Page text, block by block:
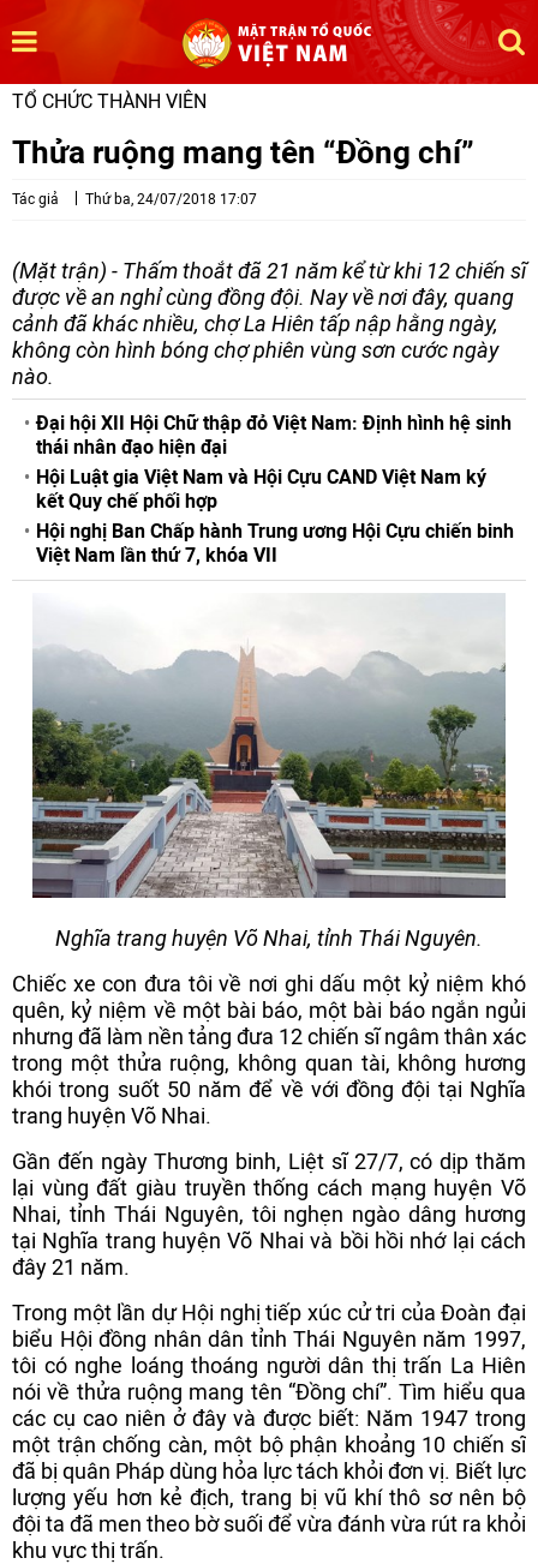
TỔ CHỨC THÀNH VIÊN
Thửa ruộng mang tên “Đồng chí”
Tác giả Thứ ba, 24/07/2018 17:07
(Mặt trận) - Thấm thoắt đã 21 năm kể từ khi 12 chiến sĩ
được về an nghỉ cùng đồng đội. Nay về nơi đây, quang
cảnh đã khác nhiều, chợ La Hiên tấp nập hằng ngày,
không còn hình bóng chợ phiên vùng sơn cước ngày
nào.
Đại hội XII Hội Chữ thập đỏ Việt Nam: Định hình hệ sinh
thái nhân đạo hiện đại
Hội Luật gia Việt Nam và Hội Cựu CAND Việt Nam ký
kết Quy chế phối hợp
Hội nghị Ban Chấp hành Trung ương Hội Cựu chiến binh
Việt Nam lần thứ 7, khóa VII
Nghĩa trang huyện Võ Nhai, tỉnh Thái Nguyên.
Chiếc xe con đưa tôi về nơi ghi dấu một kỷ niệm khó
quên, kỷ niệm về một bài báo, một bài báo ngắn ngủi
nhưng đã làm nền tảng đưa 12 chiến sĩ ngâm thân xác
trong một thửa ruộng, không quan tài, không hương
khói trong suốt 50 năm để về với đồng đội tại Nghĩa
trang huyện Võ Nhai.
Gần đến ngày Thương binh, Liệt sĩ 27/7, có dịp thăm
lại vùng đất giàu truyền thống cách mạng huyện Võ
Nhai, tỉnh Thái Nguyên, tôi nghẹn ngào dâng hương
tại Nghĩa trang huyện Võ Nhai và bồi hồi nhớ lại cách
đây 21 năm.
Trong một lần dự Hội nghị tiếp xúc cử tri của Đoàn đại
biểu Hội đồng nhân dân tỉnh Thái Nguyên năm 1997,
tôi có nghe loáng thoáng người dân thị trấn La Hiên
nói về thửa ruộng mang tên “Đồng chí”. Tìm hiểu qua
các cụ cao niên ở đây và được biết: Năm 1947 trong
một trận chống càn, một bộ phận khoảng 10 chiến sĩ
đã bị quân Pháp dùng hỏa lực tách khỏi đơn vị. Biết lực
lượng yếu hơn kẻ địch, trang bị vũ khí thô sơ nên bộ
đội ta đã men theo bờ suối để vừa đánh vừa rút ra khỏi
khu vực thị trấn.